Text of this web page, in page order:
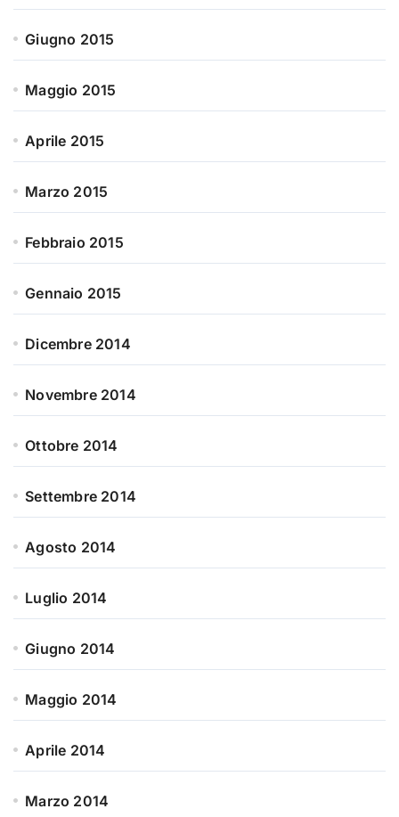
Giugno 2015
Maggio 2015
Aprile 2015
Marzo 2015
Febbraio 2015
Gennaio 2015
Dicembre 2014
Novembre 2014
Ottobre 2014
Settembre 2014
Agosto 2014
Luglio 2014
Giugno 2014
Maggio 2014
Aprile 2014
Marzo 2014